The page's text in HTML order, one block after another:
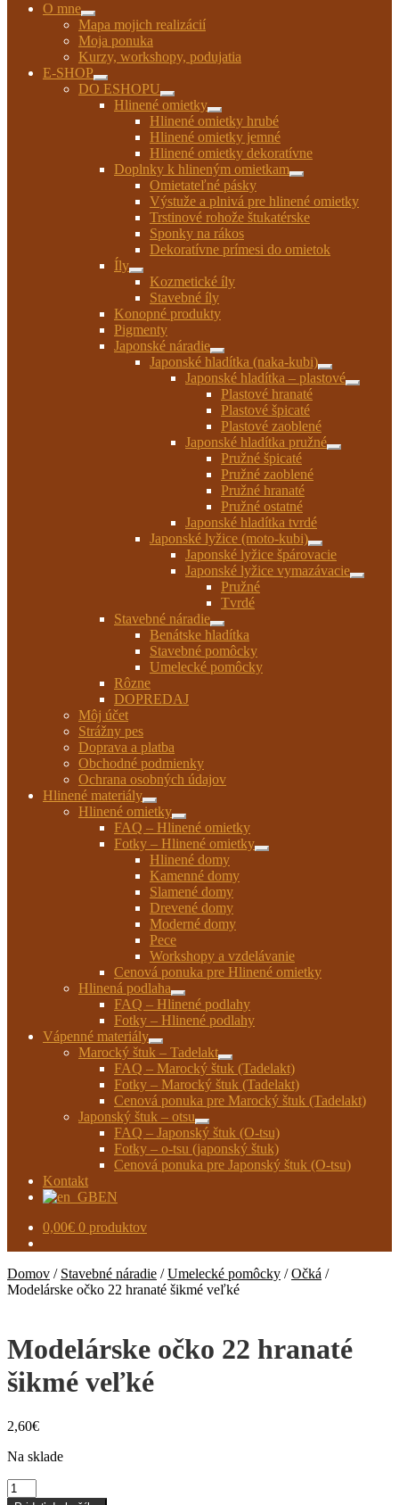
O mne
Rozbaliť
podradené
menu
Mapa mojich realizácií
Moja ponuka
Kurzy, workshopy, podujatia
E-SHOP
Rozbaliť
podradené
menu
DO ESHOPU
Rozbaliť
podradené
menu
Hlinené omietky
Rozbaliť
podradené
menu
Hlinené omietky hrubé
Hlinené omietky jemné
Hlinené omietky dekoratívne
Doplnky k hlineným omietkam
Rozbaliť
podradené
menu
Omietateľné pásky
Výstuže a plnivá pre hlinené omietky
Trstinové rohože štukatérske
Sponky na rákos
Dekoratívne prímesi do omietok
Íly
Rozbaliť
podradené
menu
Kozmetické íly
Stavebné íly
Konopné produkty
Pigmenty
Japonské náradie
Rozbaliť
podradené
menu
Japonské hladítka (naka-kubi)
Rozbaliť
podradené
Japonské hladítka – plastové
Rozbaliť
Plastové hranaté
Plastové špicaté
Plastové zaoblené
Japonské hladítka pružné
Rozbaliť
Pružné špicaté
Pružné zaoblené
Pružné hranaté
Pružné ostatné
Japonské hladítka tvrdé
Japonské lyžice (moto-kubi)
Rozbaliť
podradené
menu
Japonské lyžice špárovacie
Japonské lyžice vymazávacie
Rozbaliť
Pružné
Tvrdé
Stavebné náradie
Rozbaliť
podradené
menu
Benátske hladítka
Stavebné pomôcky
Umelecké pomôcky
Rôzne
DOPREDAJ
Môj účet
Strážny pes
Doprava a platba
Obchodné podmienky
Ochrana osobných údajov
Hlinené materiály
Rozbaliť
podradené
menu
Hlinené omietky
Rozbaliť
podradené
menu
FAQ – Hlinené omietky
Fotky – Hlinené omietky
Rozbaliť
Hlinené domy
Kamenné domy
Slamené domy
Drevené domy
Moderné domy
Pece
Workshopy a vzdelávanie
Cenová ponuka pre Hlinené omietky
Hlinená podlaha
Rozbaliť
podradené
menu
FAQ – Hlinené podlahy
Fotky – Hlinené podlahy
Vápenné materiály
Rozbaliť
podradené
menu
Marocký štuk – Tadelakt
Rozbaliť
podradené
menu
FAQ – Marocký štuk (Tadelakt)
Fotky – Marocký štuk (Tadelakt)
Cenová ponuka pre Marocký štuk (Tadelakt)
Japonský štuk – otsu
Rozbaliť
podradené
menu
FAQ – Japonský štuk (O-tsu)
Fotky – o-tsu (japonský štuk)
Cenová ponuka pre Japonský štuk (O-tsu)
Kontakt
EN
0,00€ 0 produktov
Domov / Stavebné náradie /Umelecké pomôcky /Očká /
Modelárske očko 22 hranaté šikmé veľké
Modelárske očko 22 hranaté
šikmé veľké
2,60€
Na sklade
množstvo
Modelárske